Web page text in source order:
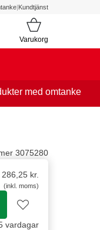
|Kundtjänst
Varukorg
med omtanke
3075280
286,25kr.
(inkl. moms)
vardagar